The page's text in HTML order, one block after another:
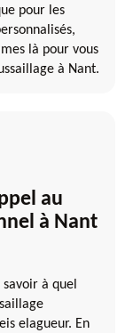
pour les
là pour vous
à Nant.
au
à Nant
à quel
elagueur. En